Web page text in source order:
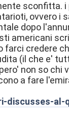
sconfitta. i
ovvero i
dopo
americani
farci credere
(il che e'
non so chi
a fare
discusses-